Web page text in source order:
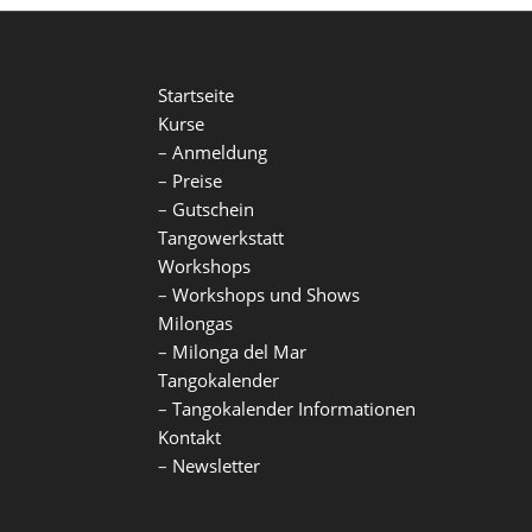
Startseite
Kurse
– Anmeldung
– Preise
– Gutschein
Tangowerkstatt
Workshops
– Workshops und Shows
Milongas
– Milonga del Mar
Tangokalender
– Tangokalender Informationen
Kontakt
– Newsletter